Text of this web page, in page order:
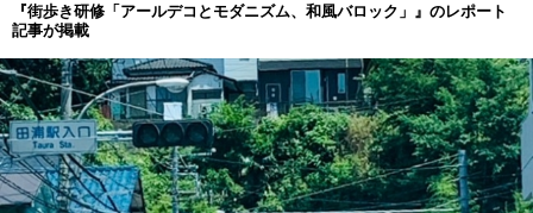
『街歩き研修「アールデコとモダニズム、和風バロック」』のレポート
記事が掲載